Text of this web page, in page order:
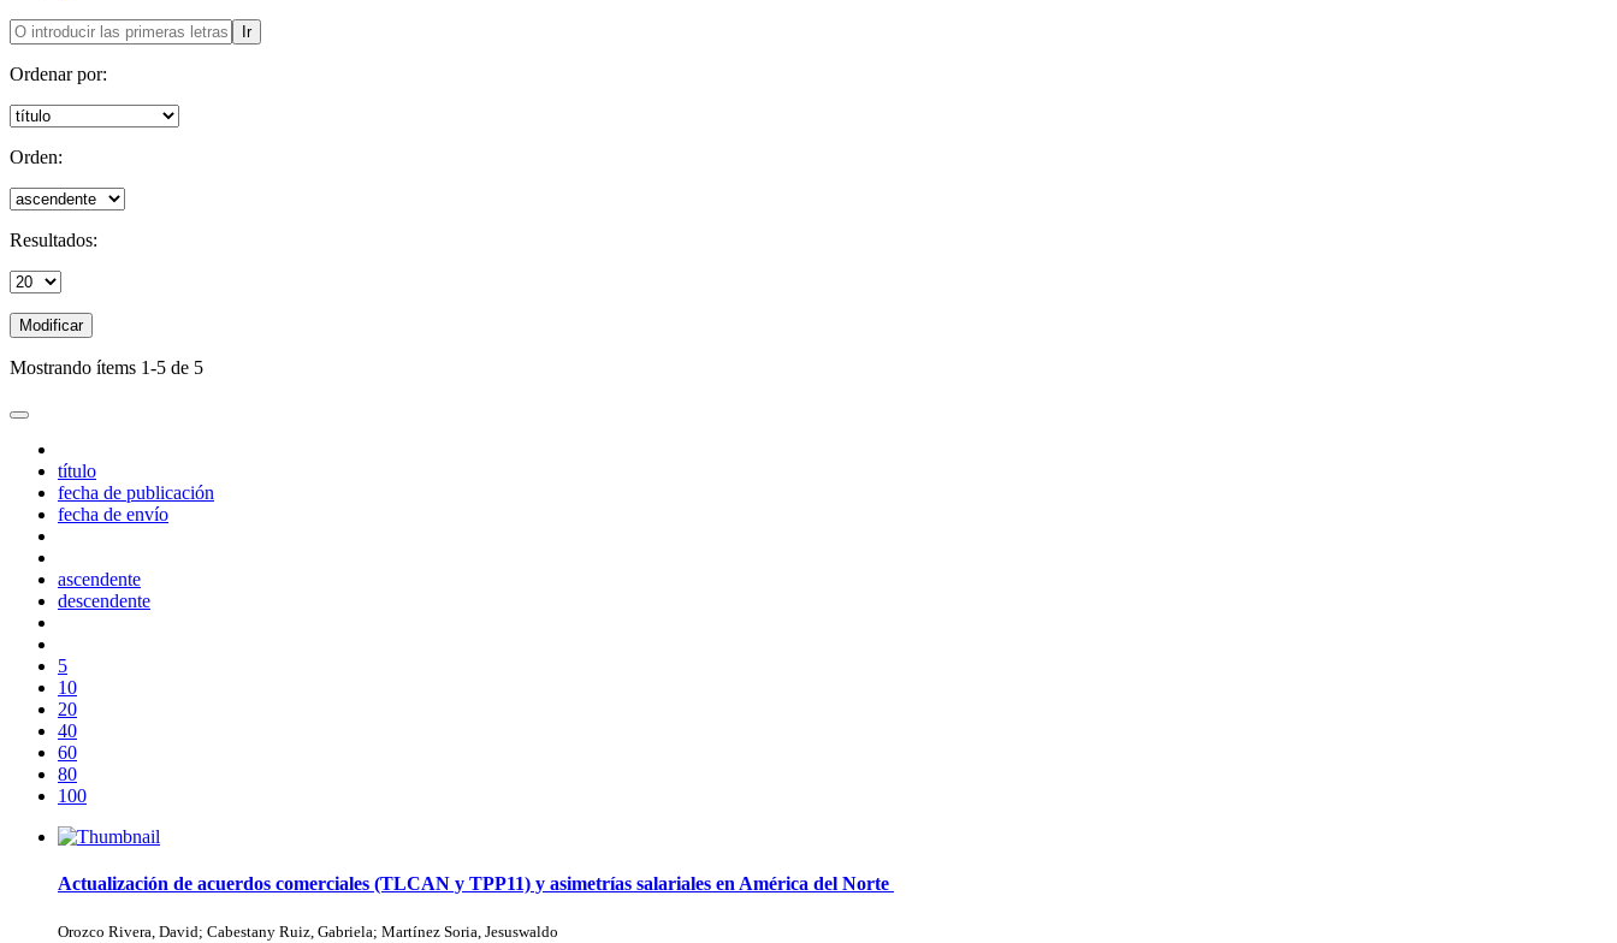
Ir
Ordenar por:
Orden:
Resultados:
Modificar
Mostrando ítems 1-5 de 5
título
fecha de publicación
fecha de envío
ascendente
descendente
5
10
20
40
60
80
100
Actualización de acuerdos comerciales (TLCAN y TPP11) y asimetrías salariales en América del Norte
Orozco Rivera, David; Cabestany Ruiz, Gabriela; Martínez Soria, Jesuswaldo